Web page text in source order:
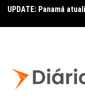
UPDATE: Panamá
Copa – Atualização: